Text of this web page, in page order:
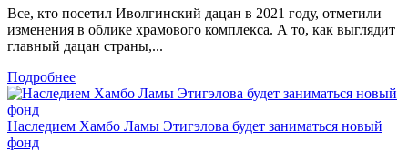
Все, кто посетил Иволгинский дацан в 2021 году, отметили
изменения в облике храмового комплекса. А то, как выглядит
главный дацан страны,...
Подробнее
Наследием Хамбо Ламы Этигэлова будет заниматься новый
фонд